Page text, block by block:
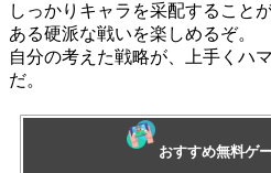
しっかりキャラを采配すること
ある硬派な戦いを楽しめるぞ。
自分の考えた戦略が、上手くハ
だ。
おすすめ無料ゲ